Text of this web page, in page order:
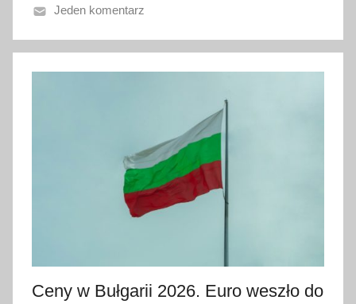
o
9
l
Jeden komentarz
Ceny w Bułgarii 2026. Euro weszło do